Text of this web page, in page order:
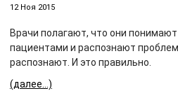
12 Ноя 2015
Врачи полагают, что они
пациентами и распознают
распознают. И это правильно.
(далее…)